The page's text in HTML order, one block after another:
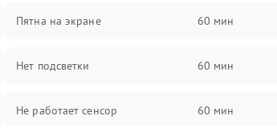
Пятна на экране 60 мин
Нет подсветки 60 мин
Не работает сенсор 60 мин